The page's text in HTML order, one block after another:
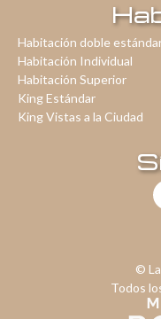
Habitación doble
Habitación Individual
Habitación Superior
King Estándar
King Vistas a la Ciudad
©
Todos